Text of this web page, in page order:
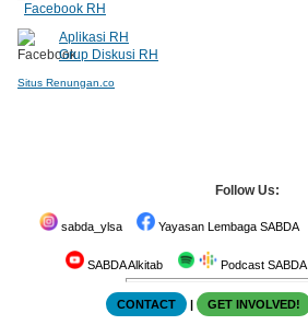
Facebook RH
Aplikasi RH
Grup Diskusi RH
Situs Renungan.co
Follow Us:
sabda_ylsa Yayasan Lembaga SABDA
SABDA Alkitab Podcast SABDA
CONTACT | GET INVOLVED!